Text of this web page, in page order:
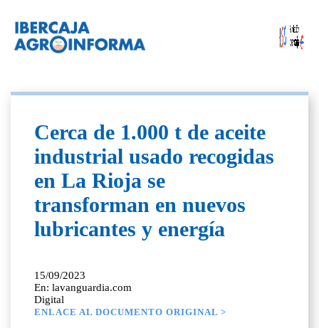
Cerca de 1.000 t de aceite
industrial usado recogidas
en La Rioja se
transforman en nuevos
lubricantes y energía
15/09/2023
En: lavanguardia.com
Digital
ENLACE AL DOCUMENTO ORIGINAL >